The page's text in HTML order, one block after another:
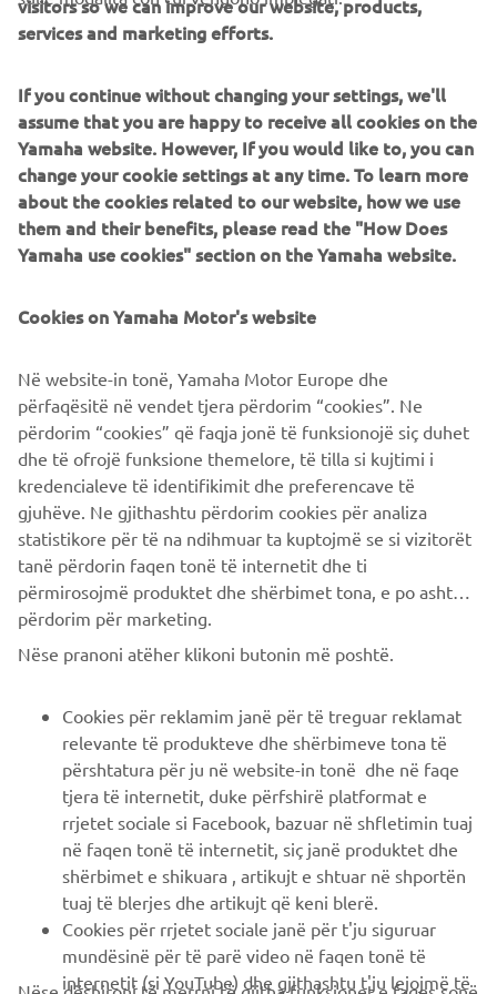
potranno esporre queste certificazioni d'oro e d'argento.
ogni impianto di produzione. Espansione globale con gli stessi standard
globali.
IL NOSTRO PIANO AMBIENTALE 2050
PIÙ YAMAHA
SUPPORTO
NEWSLETTER
Conoscerai in anteprima le ultime offerte, gli eventi speciali, le
nuove uscite e molto altro
visitors so we can improve our website, products,
services and marketing efforts.
If you continue without changing your settings, we'll
assume that you are happy to receive all cookies on the
Yamaha website. However, If you would like to, you can
change your cookie settings at any time. To learn more
about the cookies related to our website, how we use
them and their benefits, please read the "How Does
Yamaha use cookies" section on the Yamaha website.
Cookies on Yamaha Motor's website
Në website-in tonë, Yamaha Motor Europe dhe
përfaqësitë në vendet tjera përdorim “cookies”. Ne
përdorim “cookies” që faqja jonë të funksionojë siç duhet
dhe të ofrojë funksione themelore, të tilla si kujtimi i
kredencialeve të identifikimit dhe preferencave të
gjuhëve. Ne gjithashtu përdorim cookies për analiza
statistikore për të na ndihmuar ta kuptojmë se si vizitorët
tanë përdorin faqen tonë të internetit dhe ti
përmirosojmë produktet dhe shërbimet tona, e po ashtu ti
përdorim për marketing.
Nëse pranoni atëher klikoni butonin më poshtë.
Cookies për reklamim janë për të treguar reklamat
relevante të produkteve dhe shërbimeve tona të
përshtatura për ju në website-in tonë dhe në faqe
tjera të internetit, duke përfshirë platformat e
rrjetet sociale si Facebook, bazuar në shfletimin tuaj
në faqen tonë të internetit, siç janë produktet dhe
shërbimet e shikuara , artikujt e shtuar në shportën
tuaj të blerjes dhe artikujt që keni blerë.
Cookies për rrjetet sociale janë për t'ju siguruar
mundësinë për të parë video në faqen tonë të
internetit (si YouTube) dhe gjithashtu t'ju lejojmë të